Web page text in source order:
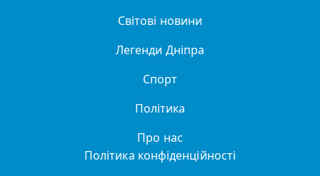
Світові новини
Легенди Дніпра
Спорт
Політика
Про нас
Політика конфіденційності